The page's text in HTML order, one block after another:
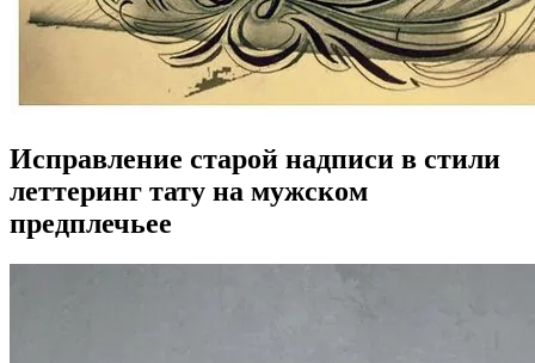
Исправление старой надписи в стили
леттеринг тату на мужском
предплечьее